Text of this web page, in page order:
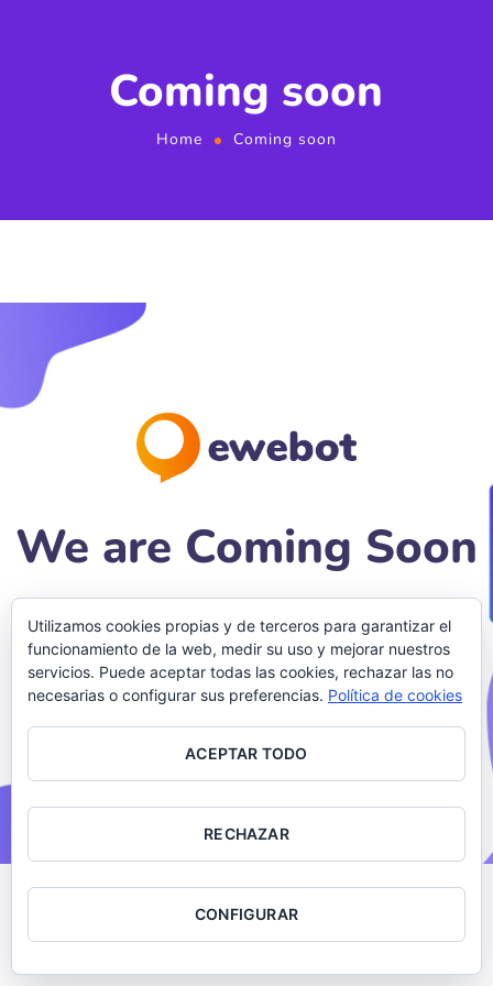
Coming soon
Home Coming soon
We are Coming Soon
Lorem ipsum dolor sit amet, consectetur adipiscing
elit, sed do eiusmod tempor incididunt ut labore et
dolore magna aliqua.
Utilizamos cookies propias y de terceros para garantizar el
funcionamiento de la web, medir su uso y mejorar nuestros
servicios. Puede aceptar todas las cookies, rechazar las no
necesarias o configurar sus preferencias. Política de cookies
ACEPTAR TODO
RECHAZAR
CONFIGURAR